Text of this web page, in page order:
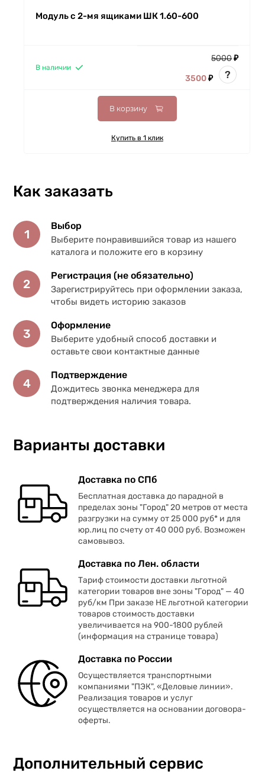
Модуль с 2-мя ящиками ШК 1.60-600
5000₽
3500₽ ?
В наличии
В корзину
Купить в 1 клик
Как заказать
1
Выбор
Выберите понравившийся товар из нашего
каталога и положите его в корзину
2
Регистрация (не обязательно)
Зарегистрируйтесь при оформлении заказа,
чтобы видеть историю заказов
3
Оформление
Выберите удобный способ доставки и
оставьте свои контактные данные
4
Подтверждение
Дождитесь звонка менеджера для
подтверждения наличия товара.
Варианты доставки
Доставка по СПб
Бесплатная доставка до парадной в
пределах зоны "Город" 20 метров от места
разгрузки на сумму от 25 000 руб* и для
юр.лиц по счету от 40 000 руб. Возможен
самовывоз.
Доставка по Лен. области
Тариф стоимости доставки льготной
категории товаров вне зоны "Город" — 40
руб/км При заказе НЕ льготной категории
товаров стоимость доставки
увеличивается на 900-1800 рублей
(информация на странице товара)
Доставка по России
Осуществляется транспортными
компаниями "ПЭК", «Деловые линии».
Реализация товаров и услуг
осуществляется на основании договора-
оферты.
Дополнительный сервис